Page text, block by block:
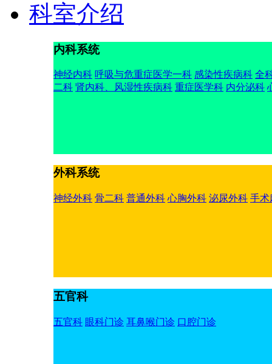
科室介绍
内科系统
神经内科 呼吸与危重症医学一科 感染性疾病科 全
二科 肾内科、风湿性疾病科 重症医学科 内分泌科
外科系统
神经外科 骨二科 普通外科 心胸外科 泌尿外科 手术
五官科
五官科 眼科门诊 耳鼻喉门诊 口腔门诊